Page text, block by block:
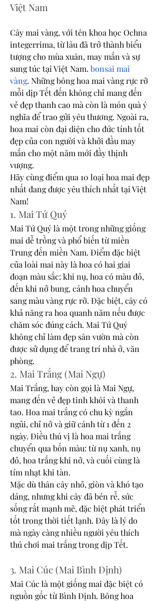
Việt Nam
Cây mai vàng, với tên khoa học Ochna
integerrima, từ lâu đã trở thành biểu
tượng cho mùa xuân, may mắn và sự
sung túc tại Việt Nam. bonsai mai
vàng. Những bông hoa mai vàng rực rỡ
mỗi dịp Tết đến không chỉ mang đến
vẻ đẹp thanh cao mà còn là món quà ý
nghĩa để trao gửi yêu thương. Ngoài ra,
hoa mai còn đại diện cho đức tính tốt
đẹp của con người và khởi đầu may
mắn cho một năm mới đầy thịnh
vượng.
Hãy cùng điểm qua 10 loại hoa mai đẹp
nhất đang được yêu thích nhất tại Việt
Nam!
1. Mai Tứ Quý
Mai Tứ Quý là một trong những giống
mai dễ trồng và phổ biến từ miền
Trung đến miền Nam. Điểm đặc biệt
của loài mai này là hoa có hai giai
đoạn màu sắc: khi nụ, hoa có màu đỏ,
đến khi nở bung, cánh hoa chuyển
sang màu vàng rực rỡ. Đặc biệt, cây có
khả năng ra hoa quanh năm nếu được
chăm sóc đúng cách. Mai Tứ Quý
không chỉ làm đẹp sân vườn mà còn
được sử dụng để trang trí nhà ở, văn
phòng.
2. Mai Trắng (Mai Ngự)
Mai Trắng, hay còn gọi là Mai Ngự,
mang đến vẻ đẹp tinh khôi và thanh
tao. Hoa mai trắng có chu kỳ ngắn
ngủi, chỉ nở và giữ cánh từ 1 đến 2
ngày. Điều thú vị là hoa mai trắng
chuyển qua bốn màu: từ nụ xanh, nụ
đỏ, hoa trắng khi nở, và cuối cùng là
tím nhạt khi tàn.
Mặc dù thân cây nhỏ, giòn và khó tạo
dáng, nhưng khi cây đã bén rễ, sức
sống rất mạnh mẽ, đặc biệt phát triển
tốt trong thời tiết lạnh. Đây là lý do
mà ngày càng nhiều người yêu thích
thú chơi mai trắng trong dịp Tết.
3. Mai Cúc (Mai Bình Định)
Mai Cúc là một giống mai đặc biệt có
nguồn gốc từ Bình Định. Bông hoa